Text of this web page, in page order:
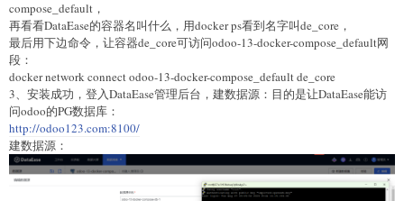
compose_default，
再看看DataEase的容器名叫什么，用docker ps看到名字叫de_core，
最后用下边命令，让容器de_core可访问odoo-13-docker-compose_default网
段：
docker network connect odoo-13-docker-compose_default de_core
3、安装成功，登入DataEase管理后台，建数据源：目的是让DataEase能访
问odoo的PG数据库：
http://odoo123.com:8100/
建数据源：